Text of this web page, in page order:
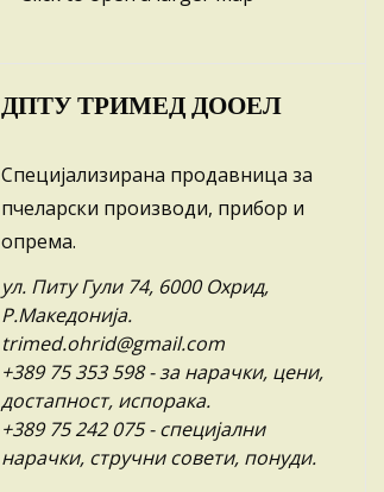
ДПТУ ТРИМЕД ДООЕЛ
Специјализирана продавница за
пчеларски производи, прибор и
опрема.
ул. Питу Гули 74, 6000 Охрид,
Р.Македонија.
trimed.ohrid@gmail.com
+389 75 353 598- за нарачки, цени,
достапност, испорака.
+389 75 242 075- специјални
нарачки, стручни совети, понуди.